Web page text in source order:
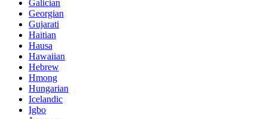
Galician
Georgian
Gujarati
Haitian
Hausa
Hawaiian
Hebrew
Hmong
Hungarian
Icelandic
Igbo